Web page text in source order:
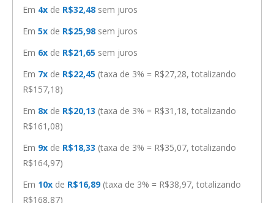
Em 4x de R$32,48 sem juros
Em 5x de R$25,98 sem juros
Em 6x de R$21,65 sem juros
Em 7x de R$22,45 (taxa de 3% = R$27,28, totalizando
R$157,18)
Em 8x de R$20,13 (taxa de 3% = R$31,18, totalizando
R$161,08)
Em 9x de R$18,33 (taxa de 3% = R$35,07, totalizando
R$164,97)
Em 10x de R$16,89 (taxa de 3% = R$38,97, totalizando
R$168,87)